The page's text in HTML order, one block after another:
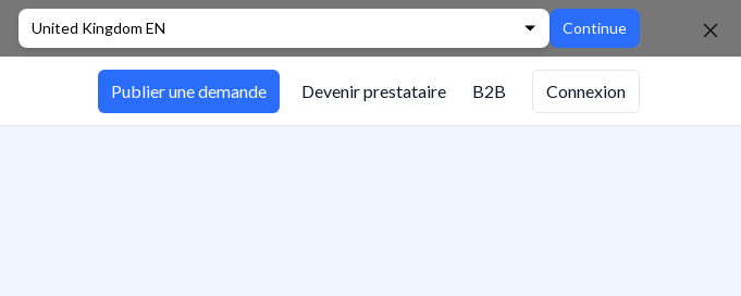
United Kingdom EN Continue
Publier une demande Devenir prestataire B2B Connexion